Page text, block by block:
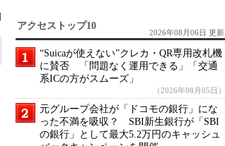
アクセストップ10
2026年08月06日 更新
“Suicaが使えない”クレカ・QR専用改札機
に賛否 「問題なく運用できる」「交通
系ICの方がスムーズ」
（2026年08月05日）
元グループ会社が「ドコモの銀行」にな
った不満を吸収？ SBI新生銀行が「SBI
の銀行」として最大5.2万円のキャッシュ